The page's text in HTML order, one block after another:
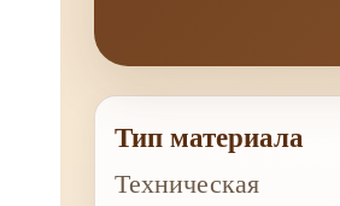
Тип материала
Техническая